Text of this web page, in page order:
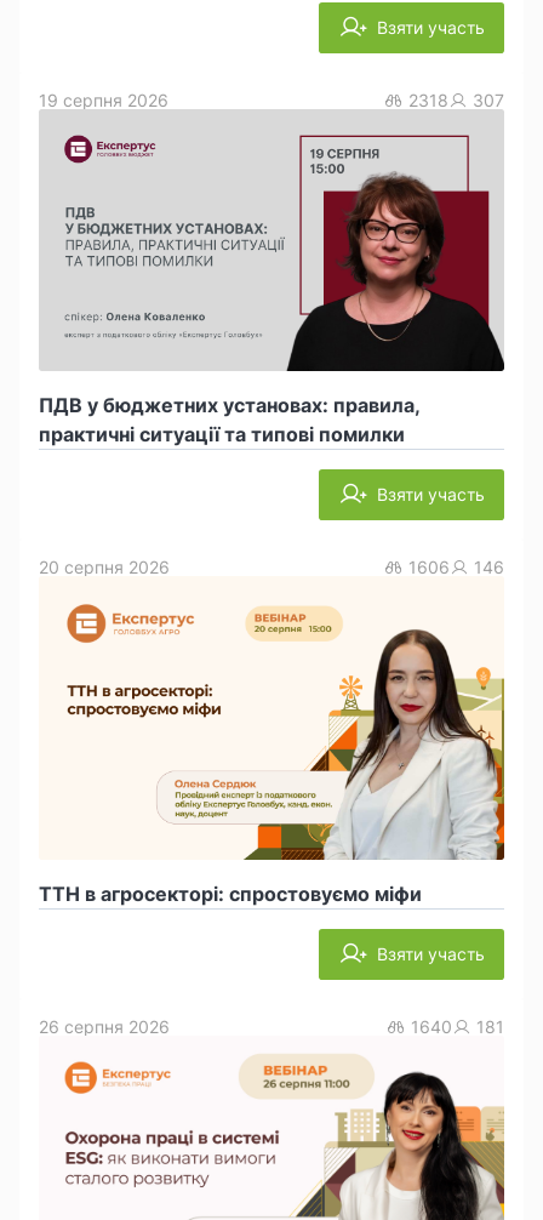
Взяти участь
ПДВ у бюджетних установах: правила,
практичні ситуації та типові помилки
19 серпня 2026 2318 307
Взяти участь
ТТН в агросекторі: спростовуємо міфи
20 серпня 2026 1606 146
Взяти участь
26 серпня 2026 1640 181